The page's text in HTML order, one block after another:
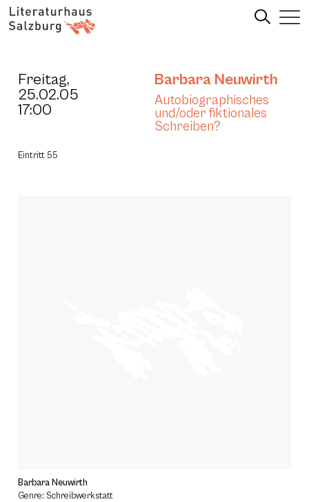
Freitag,
25.02.05
17:00
Barbara Neuwirth
Autobiographisches
und/oder fiktionales
Schreiben?
Eintritt 55
Barbara Neuwirth
Genre: Schreibwerkstatt